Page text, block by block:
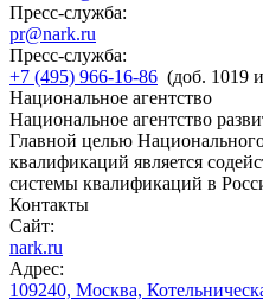
Пресс-служба:
pr@nark.ru
Пресс-служба:
+7 (495) 966-16-86 (доб. 1019
Национальное агентство
Национальное агентство
Главной целью Национального
квалификаций является
системы квалификаций в
Контакты
Сайт:
nark.ru
Адрес:
109240, Москва,